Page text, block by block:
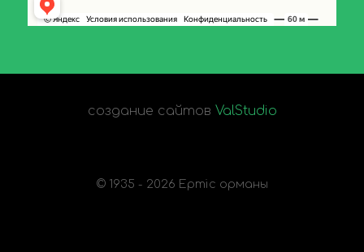
создание сайтов ValStudio
© 1935 - 2026 Ертіс орманы